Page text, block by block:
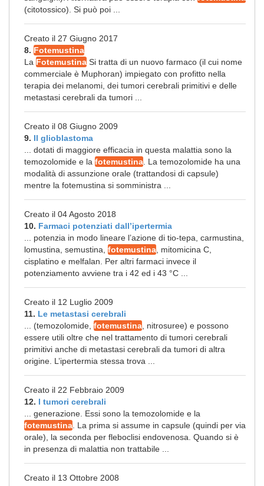
(citotossico). Si può poi ...
Creato il 27 Giugno 2017
8. Fotemustina
La Fotemustina Si tratta di un nuovo farmaco (il cui nome
commerciale è Muphoran) impiegato con profitto nella
terapia dei melanomi, dei tumori cerebrali primitivi e delle
metastasi cerebrali da tumori ...
Creato il 08 Giugno 2009
9. Il glioblastoma
... dotati di maggiore efficacia in questa malattia sono la
temozolomide e la fotemustina . La temozolomide ha una
modalità di assunzione orale (trattandosi di capsule)
mentre la fotemustina si somministra ...
Creato il 04 Agosto 2018
10. Farmaci potenziati dall’ipertermia
... potenzia in modo lineare l’azione di tio-tepa, carmustina,
lomustina, semustina, fotemustina , mitomicina C,
cisplatino e melfalan. Per altri farmaci invece il
potenziamento avviene tra i 42 ed i 43 °C ...
Creato il 12 Luglio 2009
11. Le metastasi cerebrali
... (temozolomide, fotemustina , nitrosuree) e possono
essere utili oltre che nel trattamento di tumori cerebrali
primitivi anche di metastasi cerebrali da tumori di altra
origine. L’ipertermia stessa trova ...
Creato il 22 Febbraio 2009
12. I tumori cerebrali
... generazione. Essi sono la temozolomide e la
fotemustina . La prima si assume in capsule (quindi per via
orale), la seconda per fleboclisi endovenosa. Quando si è
in presenza di malattia non trattabile ...
Creato il 13 Ottobre 2008